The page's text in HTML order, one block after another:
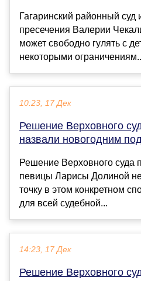
Гагаринский районный суд
пресечения Валерии
может свободно гулять с
некоторыми
10:23, 17 Дек
Решение Верховного
назвали новогодним
Решение Верховного суда
певицы Ларисы Долиной
точку в этом конкретном
для всей судебной...
14:23, 17 Дек
Решение Верховного